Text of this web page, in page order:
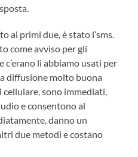
ai primi due, è stato l’sms.
come avviso per gli
li abbiamo usati per
diffusione molto buona
sono immediati,
e consentono al
danno un
due metodi e costano